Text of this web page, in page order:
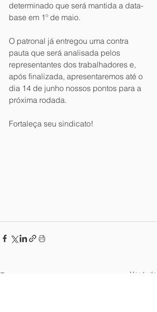
determinado que será mantida a data-
base em 1º de maio.
O patronal já entregou uma contra
pauta que será analisada pelos
representantes dos trabalhadores e,
após finalizada, apresentaremos até o
dia 14 de junho nossos pontos para a
próxima rodada.
Fortaleça seu sindicato!
Posts recentes Ver tudo